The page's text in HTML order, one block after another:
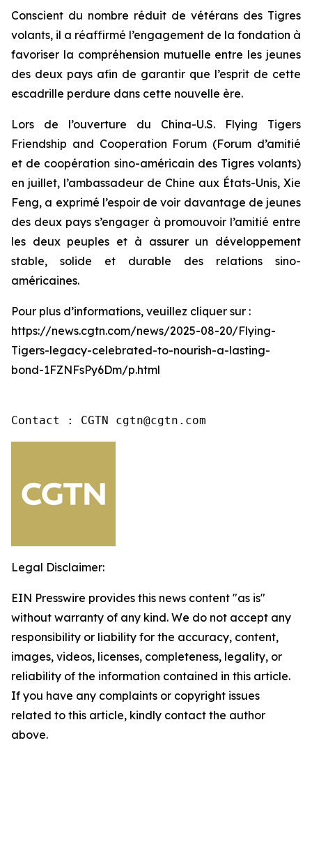
Conscient du nombre réduit de vétérans des Tigres
volants, il a réaffirmé l’engagement de la fondation à
favoriser la compréhension mutuelle entre les jeunes
des deux pays afin de garantir que l’esprit de cette
escadrille perdure dans cette nouvelle ère.
Lors de l’ouverture du China-U.S. Flying Tigers
Friendship and Cooperation Forum (Forum d’amitié
et de coopération sino-américain des Tigres volants)
en juillet, l’ambassadeur de Chine aux États-Unis, Xie
Feng, a exprimé l’espoir de voir davantage de jeunes
des deux pays s’engager à promouvoir l’amitié entre
les deux peuples et à assurer un développement
stable, solide et durable des relations sino-
américaines.
Pour plus d’informations, veuillez cliquer sur :
https://news.cgtn.com/news/2025-08-20/Flying-
Tigers-legacy-celebrated-to-nourish-a-lasting-
bond-1FZNFsPy6Dm/p.html
Contact : CGTN cgtn@cgtn.com
Legal Disclaimer:
EIN Presswire provides this news content "as is"
without warranty of any kind. We do not accept any
responsibility or liability for the accuracy, content,
images, videos, licenses, completeness, legality, or
reliability of the information contained in this article.
If you have any complaints or copyright issues
related to this article, kindly contact the author
above.